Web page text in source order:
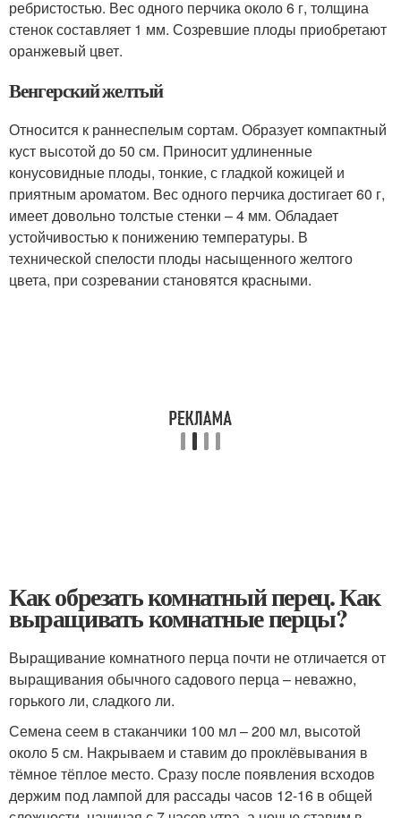
ребристостью. Вес одного перчика около 6 г, толщина
стенок составляет 1 мм. Созревшие плоды приобретают
оранжевый цвет.
Венгерский желтый
Относится к раннеспелым сортам. Образует компактный
куст высотой до 50 см. Приносит удлиненные
конусовидные плоды, тонкие, с гладкой кожицей и
приятным ароматом. Вес одного перчика достигает 60 г,
имеет довольно толстые стенки – 4 мм. Обладает
устойчивостью к понижению температуры. В
технической спелости плоды насыщенного желтого
цвета, при созревании становятся красными.
Как обрезать комнатный перец. Как
выращивать комнатные перцы?
Выращивание комнатного перца почти не отличается от
выращивания обычного садового перца – неважно,
горького ли, сладкого ли.
Семена сеем в стаканчики 100 мл – 200 мл, высотой
около 5 см. Накрываем и ставим до проклёвывания в
тёмное тёплое место. Сразу после появления всходов
держим под лампой для рассады часов 12-16 в общей